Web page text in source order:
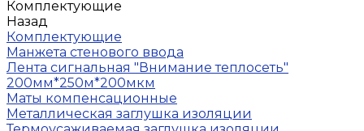
Комплектующие
Назад
Комплектующие
Манжета стенового ввода
Лента сигнальная "Внимание теплосеть"
200мм*250м*200мкм
Маты компенсационные
Металлическая заглушка изоляции